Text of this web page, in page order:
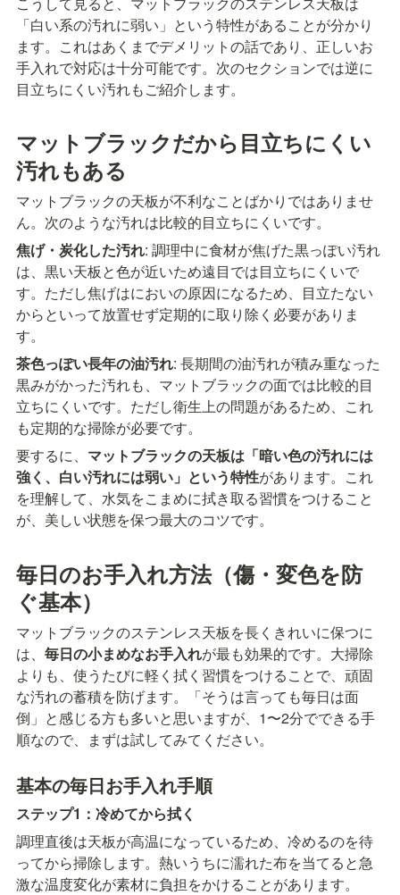
「白い系の汚れに弱い」という特性があることが分かり
ます。これはあくまでデメリットの話であり、正しいお
手入れで対応は十分可能です。次のセクションでは逆に
目立ちにくい汚れもご紹介します。
マットブラックだから目立ちにくい
汚れもある
マットブラックの天板が不利なことばかりではありませ
ん。次のような汚れは比較的目立ちにくいです。
焦げ・炭化した汚れ: 調理中に食材が焦げた黒っぽい汚れ
は、黒い天板と色が近いため遠目では目立ちにくいで
す。ただし焦げはにおいの原因になるため、目立たない
からといって放置せず定期的に取り除く必要がありま
す。
茶色っぽい長年の油汚れ: 長期間の油汚れが積み重なった
黒みがかった汚れも、マットブラックの面では比較的目
立ちにくいです。ただし衛生上の問題があるため、これ
も定期的な掃除が必要です。
要するに、 マットブラックの天板は「暗い色の汚れには
強く、白い汚れには弱い」という特性があります。これ
を理解して、水気をこまめに拭き取る習慣をつけること
が、美しい状態を保つ最大のコツです。
毎日のお手入れ方法（傷・変色を防
ぐ基本）
マットブラックのステンレス天板を長くきれいに保つに
は、 毎日の小まめなお手入れが最も効果的です。大掃除
よりも、使うたびに軽く拭く習慣をつけることで、頑固
な汚れの蓄積を防げます。「そうは言っても毎日は面
倒」と感じる方も多いと思いますが、1〜2分でできる手
順なので、まずは試してみてください。
基本の毎日お手入れ手順
ステップ1：冷めてから拭く
調理直後は天板が高温になっているため、冷めるのを待
ってから掃除します。熱いうちに濡れた布を当てると急
激な温度変化が素材に負担をかけることがあります。